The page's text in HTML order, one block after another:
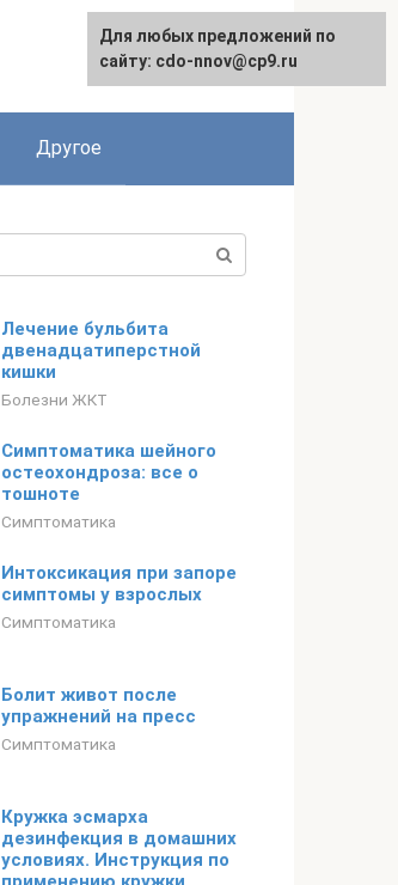
Другое
Лечение бульбита
двенадцатиперстной
кишки
Болезни ЖКТ
Симптоматика шейного
остеохондроза: все о
тошноте
Симптоматика
Интоксикация при запоре
симптомы у взрослых
Симптоматика
Болит живот после
упражнений на пресс
Симптоматика
Кружка эсмарха
дезинфекция в домашних
условиях. Инструкция по
Для любых предложений по
сайту: cdo-nnov@cp9.ru